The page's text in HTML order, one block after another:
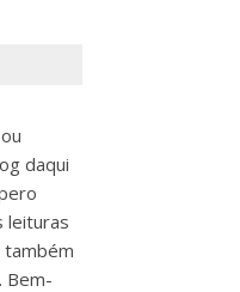
daqui
leituras
Bem-